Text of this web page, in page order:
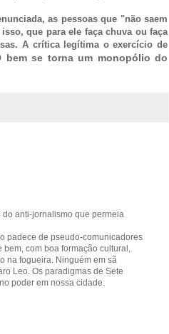
as pessoas que "não saem
que para ele faça chuva ou faça
A crítica legítima o exercício de
bem se torna um monopólio do
anti-jornalismo que permeia
padece de pseudo-comunicadores
com boa formação cultural,
na fogueira. Ninguém em sã
Leo. Os paradigmas de Sete
poder em nossa cidade.